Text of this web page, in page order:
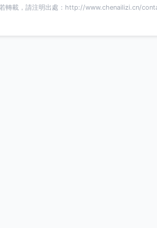
轉載，請注明出處：http://www.chenailizi.cn/